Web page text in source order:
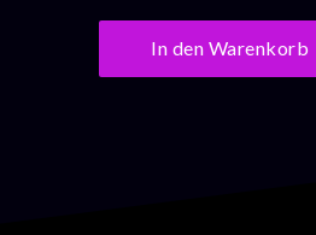
In den Warenkorb